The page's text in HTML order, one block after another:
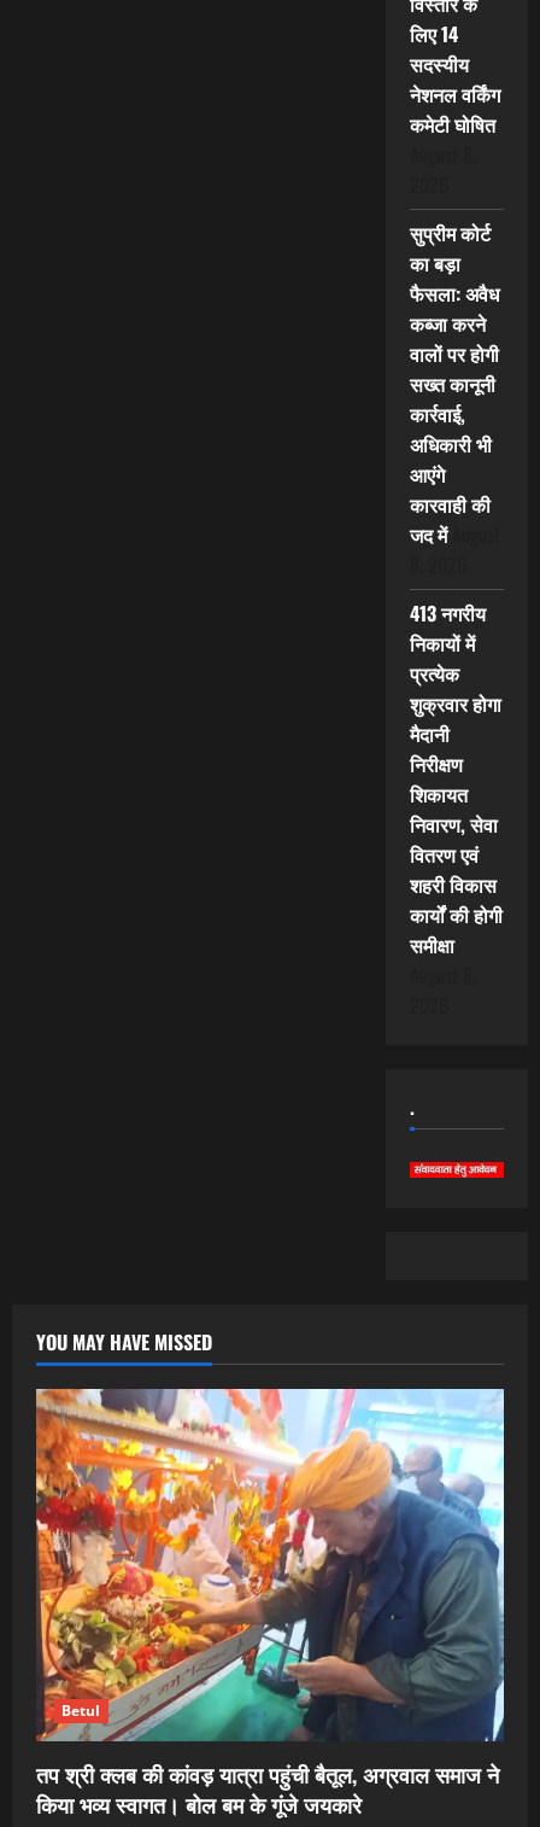
लिए 14
सदस्यीय
नेशनल वर्किंग
कमेटी घोषित
सुप्रीम कोर्ट
का बड़ा
फैसला: अवैध
कब्जा करने
वालों पर होगी
सख्त कानूनी
कार्रवाई,
अधिकारी भी
आएंगे
कारवाही की
जद में
413 नगरीय
निकायों में
प्रत्येक
शुक्रवार होगा
मैदानी
निरीक्षण
शिकायत
निवारण, सेवा
वितरण एवं
शहरी विकास
कार्यों की होगी
समीक्षा
.
YOU MAY HAVE MISSED
Betul
तप श्री क्लब की कांवड़ यात्रा पहुंची बैतूल, अग्रवाल समाज ने
किया भव्य स्वागत। बोल बम के गूंजे जयकारे